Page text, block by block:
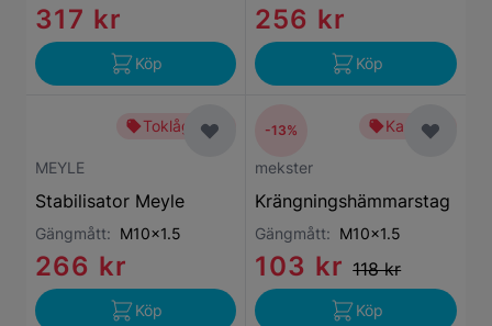
317 kr
Köp
256 kr
Köp
Toklågt pris
MEYLE
Stabilisator Meyle
Gängmått: M10x1.5
266 kr
Köp
Kampanj
mekster
Krängningshämmarstag
Gängmått: M10x1.5
103 kr 118 kr
-13%
Köp